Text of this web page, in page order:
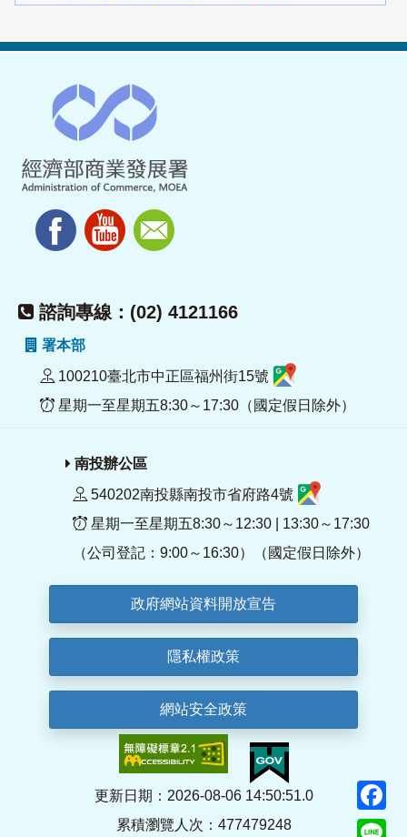
諮詢專線：(02) 4121166
署本部
100210臺北市中正區福州街15號
星期一至星期五8:30～17:30（國定假日除外）
南投辦公區
540202南投縣南投市省府路4號
星期一至星期五8:30～12:30 | 13:30～17:30
（公司登記：9:00～16:30）（國定假日除外）
政府網站資料開放宣告
隱私權政策
網站安全政策
更新日期：2026-08-06 14:50:51.0
累積瀏覽人次：477479248